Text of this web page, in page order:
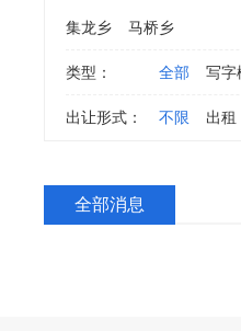
集龙乡 马桥乡
类型： 全部 写字
出让形式： 不限 出租
全部消息